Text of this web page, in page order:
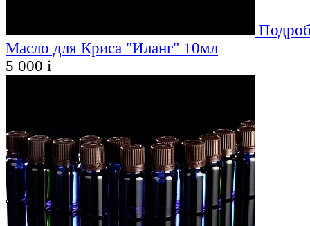
Масло для Криса "Иланг" 10мл
5 000 i